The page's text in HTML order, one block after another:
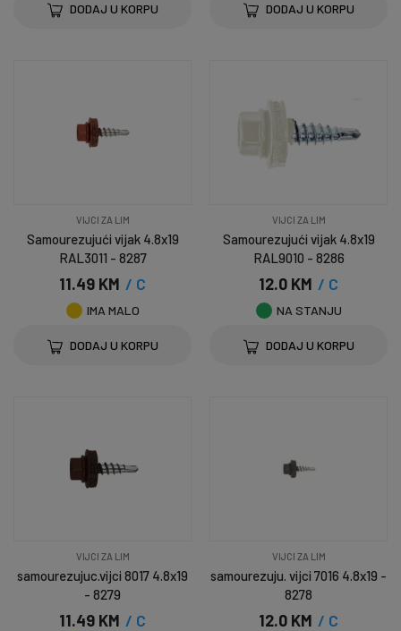
DODAJ U KORPU DODAJ U KORPU
VIJCI ZA LIM
Samourezujući vijak 4.8x19
RAL3011 - 8287
11.49 KM / C
IMA MALO
DODAJ U KORPU
VIJCI ZA LIM
Samourezujući vijak 4.8x19
RAL9010 - 8286
12.0 KM / C
NA STANJU
DODAJ U KORPU
VIJCI ZA LIM
samourezujuc.vijci 8017 4.8x19
- 8279
11.49 KM / C
VIJCI ZA LIM
samourezuju. vijci 7016 4.8x19 -
8278
12.0 KM / C